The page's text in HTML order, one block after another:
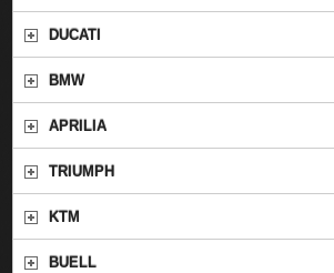
DUCATI
BMW
APRILIA
TRIUMPH
KTM
BUELL